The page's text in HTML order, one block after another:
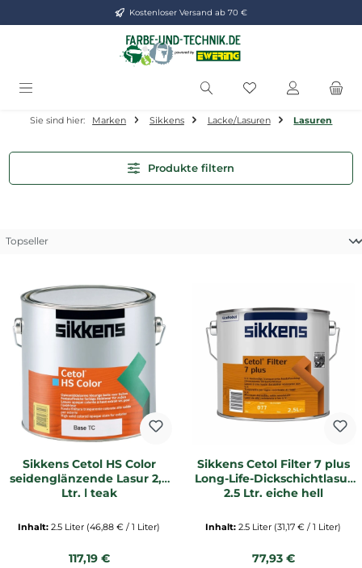
Zum Hauptinhalt springenKostenloser Versand ab 70 €
Du hast 0
Sie sind hier: Marken Sikkens Lacke/Lasuren Lasuren
Produkte filtern
Sikkens Cetol HS Color
seidenglänzende Lasur 2,5
Ltr. | teak
Inhalt: 2.5 Liter (46,88 € / 1 Liter)
Regulärer Preis:
117,19 €
Sikkens Cetol Filter 7 plus
Long-Life-Dickschichtlasur
2,5 Ltr. eiche hell
Inhalt: 2.5 Liter (31,17 € / 1 Liter)
Regulärer Preis:
77,93 €